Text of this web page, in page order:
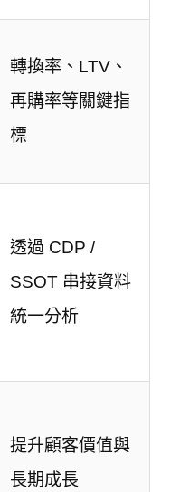
轉換率、LTV、
再購率等關鍵指
標
透過 CDP /
SSOT 串接資料
統一分析
提升顧客價值與
長期成長